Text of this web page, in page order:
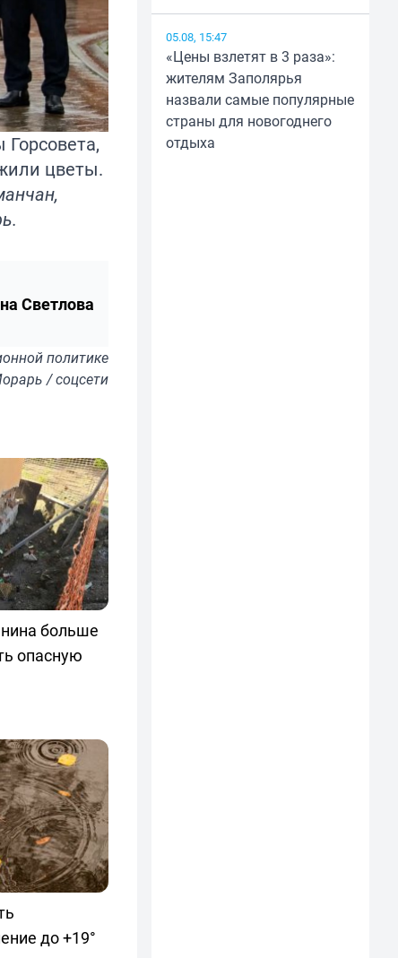
цветы.
Светлова
политике
/ соцсети
больше
опасную
до +19°
05.08, 15:47
«Цены взлетят в 3 раза»:
жителям Заполярья
назвали самые популярные
страны для новогоднего
отдыха